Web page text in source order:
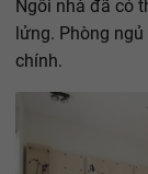
Ngôi nhà đã có
lửng. Phòng
chính.